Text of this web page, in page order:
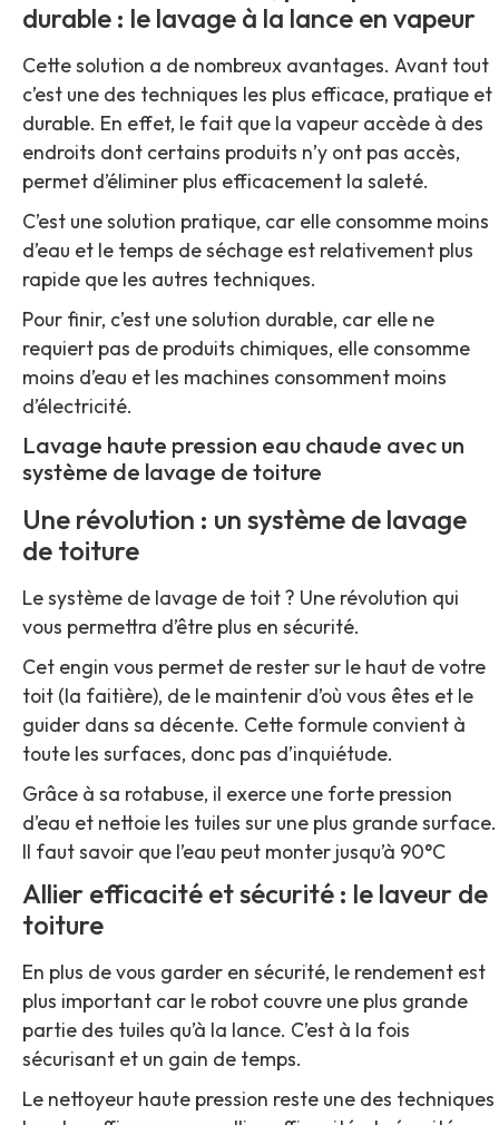
durable : le lavage à la lance en vapeur
Cette solution a de nombreux avantages. Avant tout
c’est une des techniques les plus efficace, pratique et
durable. En effet, le fait que la vapeur accède à des
endroits dont certains produits n’y ont pas accès,
permet d’éliminer plus efficacement la saleté.
C’est une solution pratique, car elle consomme moins
d’eau et le temps de séchage est relativement plus
rapide que les autres techniques.
Pour finir, c’est une solution durable, car elle ne
requiert pas de produits chimiques, elle consomme
moins d’eau et les machines consomment moins
d’électricité.
Lavage haute pression eau chaude avec un
système de lavage de toiture
Une révolution : un système de lavage
de toiture
Le système de lavage de toit ? Une révolution qui
vous permettra d’être plus en sécurité.
Cet engin vous permet de rester sur le haut de votre
toit (la faitière), de le maintenir d’où vous êtes et le
guider dans sa décente. Cette formule convient à
toute les surfaces, donc pas d’inquiétude.
Grâce à sa rotabuse, il exerce une forte pression
d’eau et nettoie les tuiles sur une plus grande surface.
Il faut savoir que l’eau peut monter jusqu’à 90°C
Allier efficacité et sécurité : le laveur de
toiture
En plus de vous garder en sécurité, le rendement est
plus important car le robot couvre une plus grande
partie des tuiles qu’à la lance. C’est à la fois
sécurisant et un gain de temps.
Le nettoyeur haute pression reste une des techniques